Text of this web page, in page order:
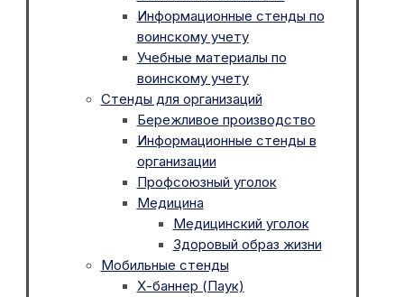
Информационные стенды по
воинскому учету
Учебные материалы по
воинскому учету
Стенды для организаций
Бережливое производство
Информационные стенды в
организации
Профсоюзный уголок
Медицина
Медицинский уголок
Здоровый образ жизни
Мобильные стенды
Х-баннер (Паук)